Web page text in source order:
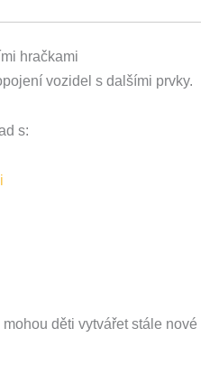
hračkami
vozidel s dalšími prvky.
s:
děti vytvářet stále nové